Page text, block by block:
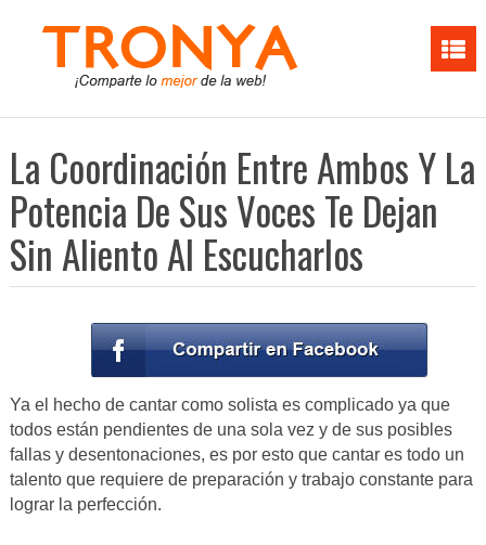
La Coordinación Entre Ambos Y La
Potencia De Sus Voces Te Dejan
Sin Aliento Al Escucharlos
Ya el hecho de cantar como solista es complicado ya que
todos están pendientes de una sola vez y de sus posibles
fallas y desentonaciones, es por esto que cantar es todo un
talento que requiere de preparación y trabajo constante para
lograr la perfección.